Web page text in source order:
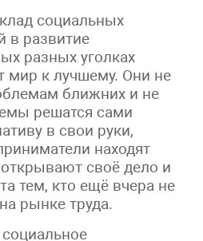
социальных
в развитие
разных уголках
мир к лучшему. Они не
ближних и не
решатся сами
в свои руки,
находят
своё дело и
тем, кто ещё вчера не
рынке труда.